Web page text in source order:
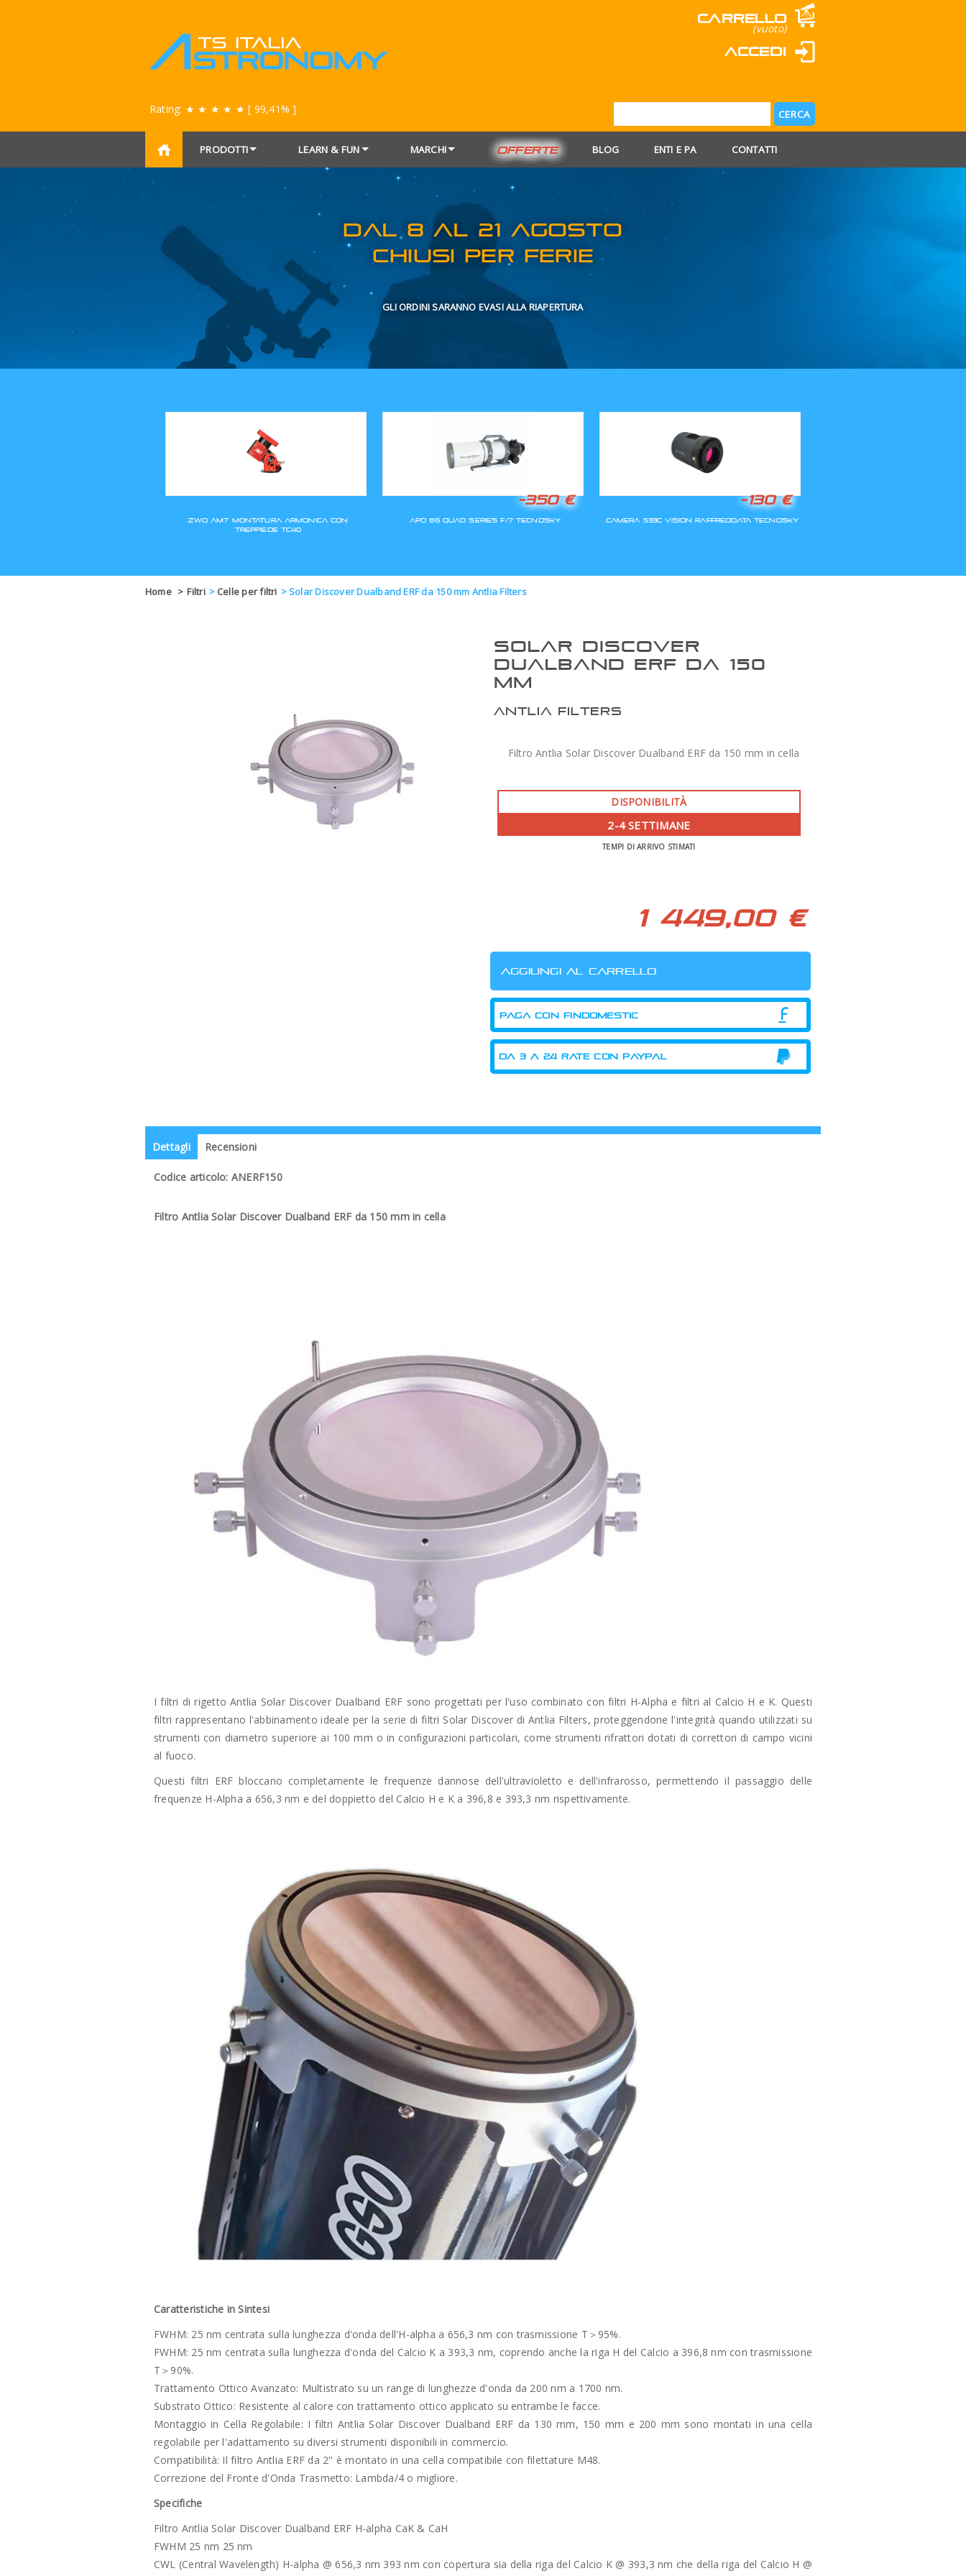
Carrello
(vuoto)
Accedi
Rating: ★ ★ ★ ★ ★ [ 99,41% ]
PRODOTTI LEARN & FUN MARCHI OFFERTE BLOG ENTI E PA CONTATTI
DAL 8 AL 21 AGOSTO
CHIUSI PER FERIE
Home > Filtri > Celle per filtri >Solar Discover Dualband ERF da 150 mm Antlia Filters
SOLAR DISCOVER
DUALBAND ERF DA 150
MM
ANTLIA FILTERS
Filtro Antlia Solar Discover Dualband ERF da 150 mm in cella
DISPONIBILITÀ
2-4 SETTIMANE
TEMPI DI ARRIVO STIMATI
1 449,00 €
PAGA CON FINDOMESTIC
Dettagli Recensioni
Codice articolo: ANERF150
Filtro Antlia Solar Discover Dualband ERF da 150 mm in cella
I filtri di rigetto Antlia Solar Discover Dualband ERF sono progettati per l'uso combinato con filtri H-Alpha e filtri al Calcio H e K. Questi
filtri rappresentano l'abbinamento ideale per la serie di filtri Solar Discover di Antlia Filters, proteggendone l'integrità quando utilizzati su
strumenti con diametro superiore ai 100 mm o in configurazioni particolari, come strumenti rifrattori dotati di correttori di campo vicini
al fuoco.
Questi filtri ERF bloccano completamente le frequenze dannose dell'ultravioletto e dell'infrarosso, permettendo il passaggio delle
frequenze H-Alpha a 656,3 nm e del doppietto del Calcio H e K a 396,8 e 393,3 nm rispettivamente.
Caratteristiche in Sintesi
FWHM: 25 nm centrata sulla lunghezza d'onda dell'H-alpha a 656,3 nm con trasmissione T＞95%.
FWHM: 25 nm centrata sulla lunghezza d'onda del Calcio K a 393,3 nm, coprendo anche la riga H del Calcio a 396,8 nm con trasmissione
T＞90%.
Trattamento Ottico Avanzato: Multistrato su un range di lunghezze d'onda da 200 nm a 1700 nm.
Substrato Ottico: Resistente al calore con trattamento ottico applicato su entrambe le facce.
Montaggio in Cella Regolabile: I filtri Antlia Solar Discover Dualband ERF da 130 mm, 150 mm e 200 mm sono montati in una cella
regolabile per l'adattamento su diversi strumenti disponibili in commercio.
Compatibilità: Il filtro Antlia ERF da 2'' è montato in una cella compatibile con filettature M48.
Correzione del Fronte d'Onda Trasmetto: Lambda/4 o migliore.
Specifiche
Filtro Antlia Solar Discover Dualband ERF H-alpha CaK & CaH
FWHM 25 nm 25 nm
CWL (Central Wavelength) H-alpha @ 656,3 nm 393 nm con copertura sia della riga del Calcio K @ 393,3 nm che della riga del Calcio H @